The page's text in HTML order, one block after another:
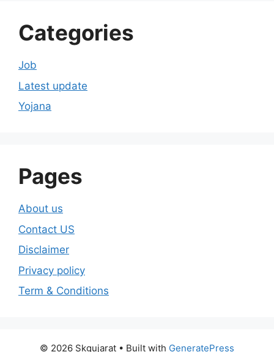
Categories
Job
Latest update
Yojana
Pages
About us
Contact US
Disclaimer
Privacy policy
Term & Conditions
© 2026 Skgujarat • Built with GeneratePress